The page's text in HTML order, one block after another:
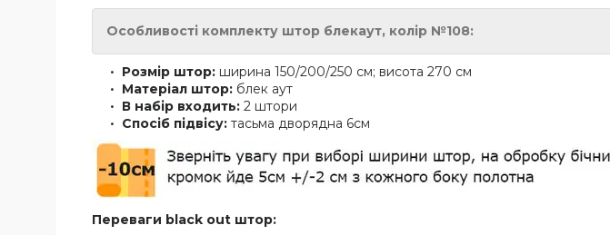
Особливості комплекту штор блекаут, колір №108:
Розмір штор: ширина 150/200/250 см; висота 270 см
Матеріал штор: блек аут
В набір входить: 2 штори
Спосіб підвісу: тасьма дворядна 6см
Переваги black out штор: